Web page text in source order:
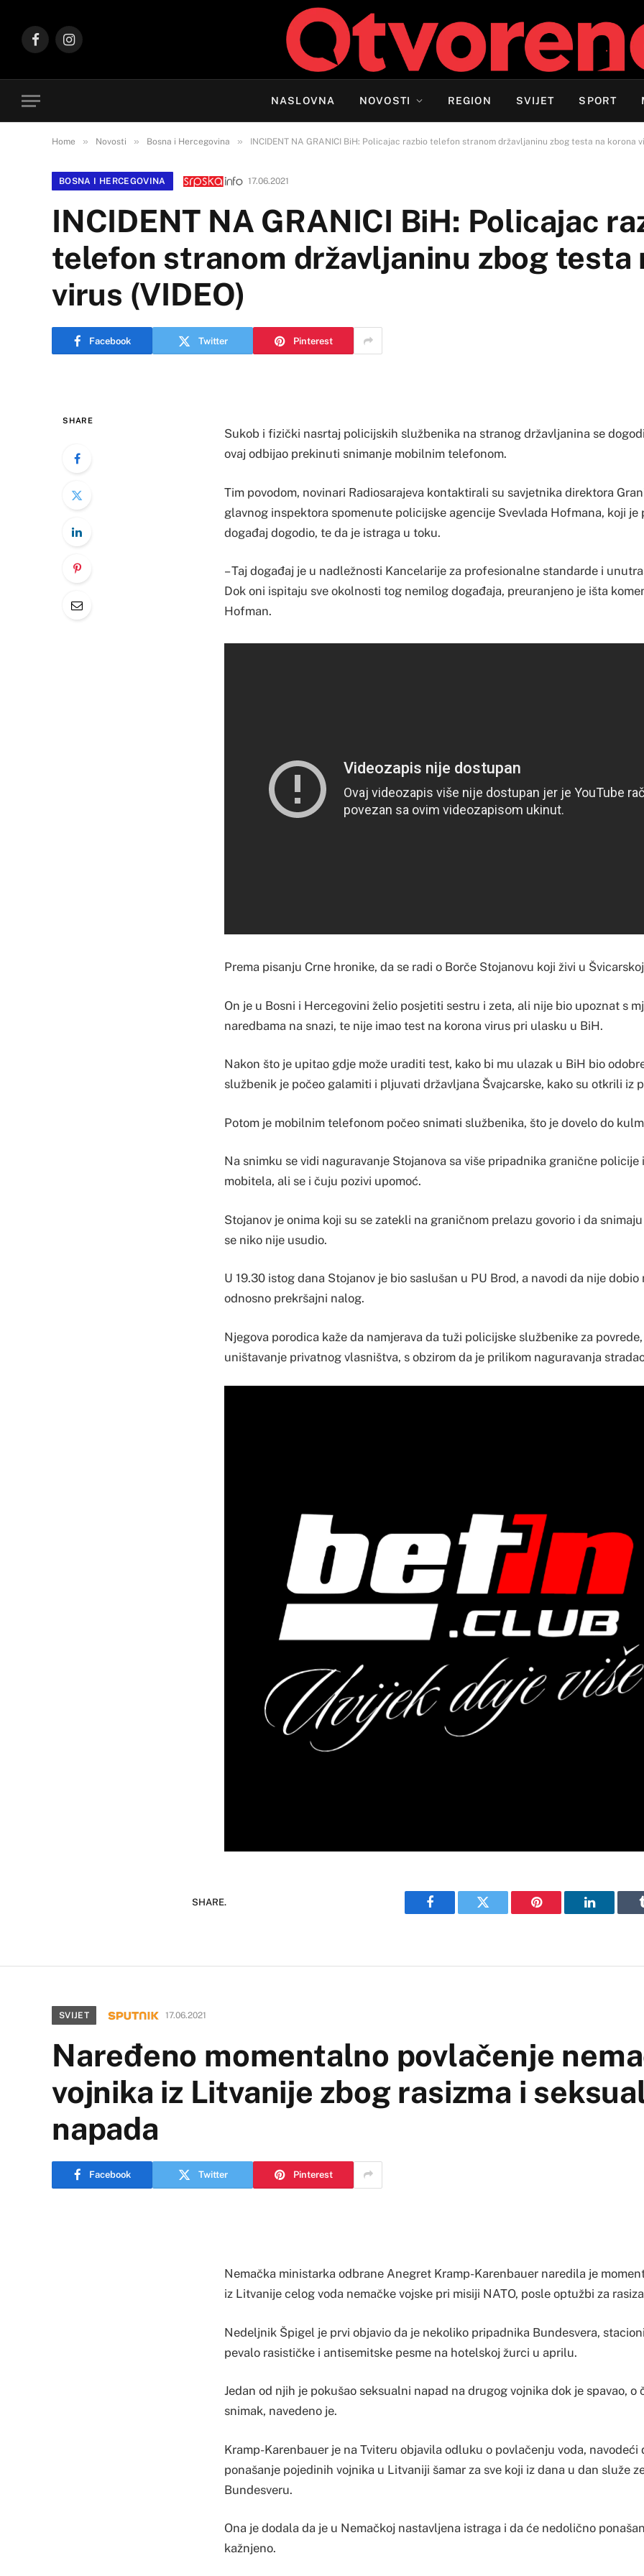
FacebookInstagram
NASLOVNA NOVOSTI REGION SVIJET SPORT
Home » Novosti » Bosna i Hercegovina » INCIDENT NA GRANICI BiH: Policajac razbio telefon stranom državljaninu zbog testa na korona
BOSNA I HERCEGOVINA 17.06.2021
INCIDENT NA GRANICI BiH: Policajac
telefon stranom državljaninu zbog testa
virus (VIDEO)
Facebook Twitter Pinterest
SHARE
Sukob i fizički nasrtaj policijskih službenika na stranog državljanina se
ovaj odbijao prekinuti snimanje mobilnim telefonom.
Tim povodom, novinari Radiosarajeva kontaktirali su savjetnika direktora
glavnog inspektora spomenute policijske agencije Svevlada Hofmana, koji je
događaj dogodio, te da je istraga u toku.
– Taj događaj je u nadležnosti Kancelarije za profesionalne standarde i
Dok oni ispitaju sve okolnosti tog nemilog događaja, preuranjeno je išta
Hofman.
Prema pisanju Crne hronike, da se radi o Borče Stojanovu koji živi u
On je u Bosni i Hercegovini želio posjetiti sestru i zeta, ali nije bio upoznat s
naredbama na snazi, te nije imao test na korona virus pri ulasku u BiH.
Nakon što je upitao gdje može uraditi test, kako bi mu ulazak u BiH bio
službenik je počeo galamiti i pljuvati državljana Švajcarske, kako su otkrili iz
Potom je mobilnim telefonom počeo snimati službenika, što je dovelo do
Na snimku se vidi naguravanje Stojanova sa više pripadnika granične policije
mobitela, ali se i čuju pozivi upomoć.
Stojanov je onima koji su se zatekli na graničnom prelazu govorio i da
se niko nije usudio.
U 19.30 istog dana Stojanov je bio saslušan u PU Brod, a navodi da nije
odnosno prekršajni nalog.
Njegova porodica kaže da namjerava da tuži policijske službenike za povrede,
uništavanje privatnog vlasništva, s obzirom da je prilikom naguravanja
SHARE.
Facebook Twitter Pinterest LinkedIn
SVIJET 17.06.2021
Naređeno momentalno povlačenje
vojnika iz Litvanije zbog rasizma i
napada
Facebook Twitter Pinterest
Nemačka ministarka odbrane Anegret Kramp-Karenbauer naredila je
iz Litvanije celog voda nemačke vojske pri misiji NATO, posle optužbi za
Nedeljnik Špigel je prvi objavio da je nekoliko pripadnika Bundesvera,
pevalo rasističke i antisemitske pesme na hotelskoj žurci u aprilu.
Jedan od njih je pokušao seksualni napad na drugog vojnika dok je spavao, o
snimak, navedeno je.
Kramp-Karenbauer je na Tviteru objavila odluku o povlačenju voda, navodeći
ponašanje pojedinih vojnika u Litvaniji šamar za sve koji iz dana u dan služe
Bundesveru.
Ona je dodala da je u Nemačkoj nastavljena istraga i da će nedolično
kažnjeno.